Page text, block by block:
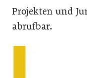
Projekten und
abrufbar.